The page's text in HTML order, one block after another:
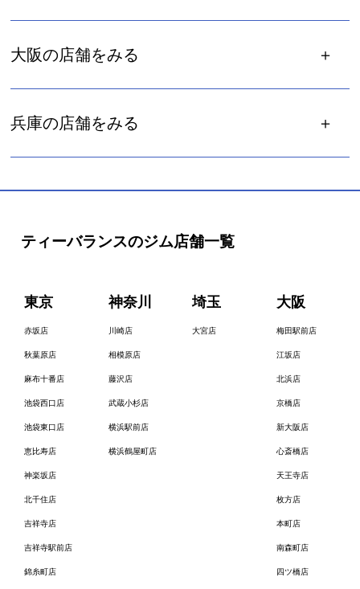
大阪の店舗をみる
兵庫の店舗をみる
ティーバランスのジム店舗一覧
東京
赤坂店
秋葉原店
麻布十番店
池袋西口店
池袋東口店
恵比寿店
神楽坂店
北千住店
吉祥寺店
吉祥寺駅前店
錦糸町店
神奈川
川崎店
相模原店
藤沢店
武蔵小杉店
横浜駅前店
横浜鶴屋町店
埼玉
大宮店
大阪
梅田駅前店
江坂店
北浜店
京橋店
新大阪店
心斎橋店
天王寺店
枚方店
本町店
南森町店
四ツ橋店